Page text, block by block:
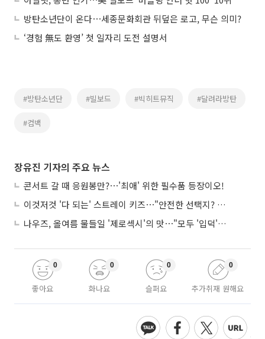
방탄소년단이 온다⋯세종문화회관 뒤덮은 로고, 무슨 의미?
‘경험 無도 환영’ 첫 일자리 도전 설명서
#방탄소년단 #빌보드 #빅히트뮤직 #달려라방탄
#컴백
장유진 기자의 주요 뉴스
콘서트 갈 때 응원봉만?⋯'최애' 위한 필수품 등장이오!
이것저것 '다 되는' 스트레이 키즈⋯"안전한 선택지? 도전이 재밌죠"
나우즈, 올여름 물들일 '제로섹시'의 맛⋯"모두 '입덕'시킬 것"
좋아요
0
화나요
0
슬퍼요
0
추가취재 원해요
0